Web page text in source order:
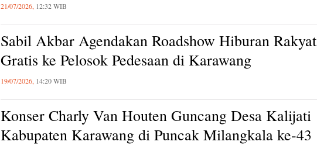
21/07/2026, 12:32 WIB
Sabil Akbar Agendakan Roadshow Hiburan Rakyat
Gratis ke Pelosok Pedesaan di Karawang
19/07/2026, 14:20 WIB
Konser Charly Van Houten Guncang Desa Kalijati
Kabupaten Karawang di Puncak Milangkala ke-43